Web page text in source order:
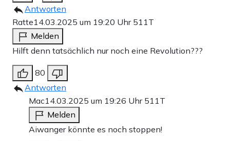
Antworten
Ratte14.03.2025 um 19:20 Uhr 511T
Melden
Hilft denn tatsächlich nur noch eine Revolution???
80
Antworten
Mac14.03.2025 um 19:26 Uhr 511T
Melden
Aiwanger könnte es noch stoppen!